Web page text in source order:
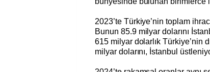
2023’te Türkiye’nin toplam
Bunun 85.9 milyar dolarını
615 milyar dolarlık Türkiye’nin
milyar dolarını, İstanbul